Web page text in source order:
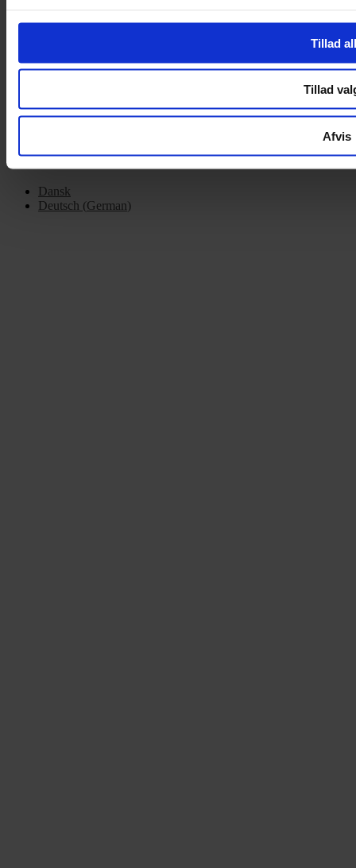
Tillad
Tillad
Afvis
Mandag – Fredag 10:00 – 17:30
Copyright © 2022.Design & hosting by Webhuset Ballum ApS
Dansk
Deutsch (German)